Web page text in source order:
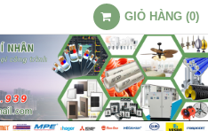
GIỎ HÀNG (0)